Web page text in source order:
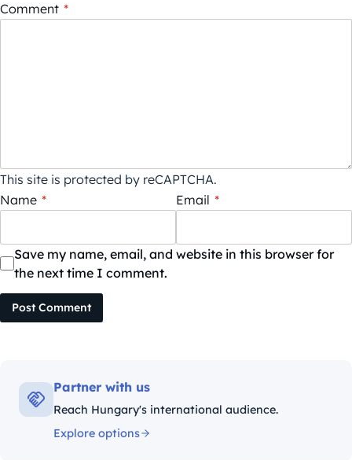
Comment *
This site is protected by reCAPTCHA.
Name * Email *
Save my name, email, and website in this browser for
the next time I comment.
Post Comment
Partner with us
Reach Hungary's international audience.
Explore options